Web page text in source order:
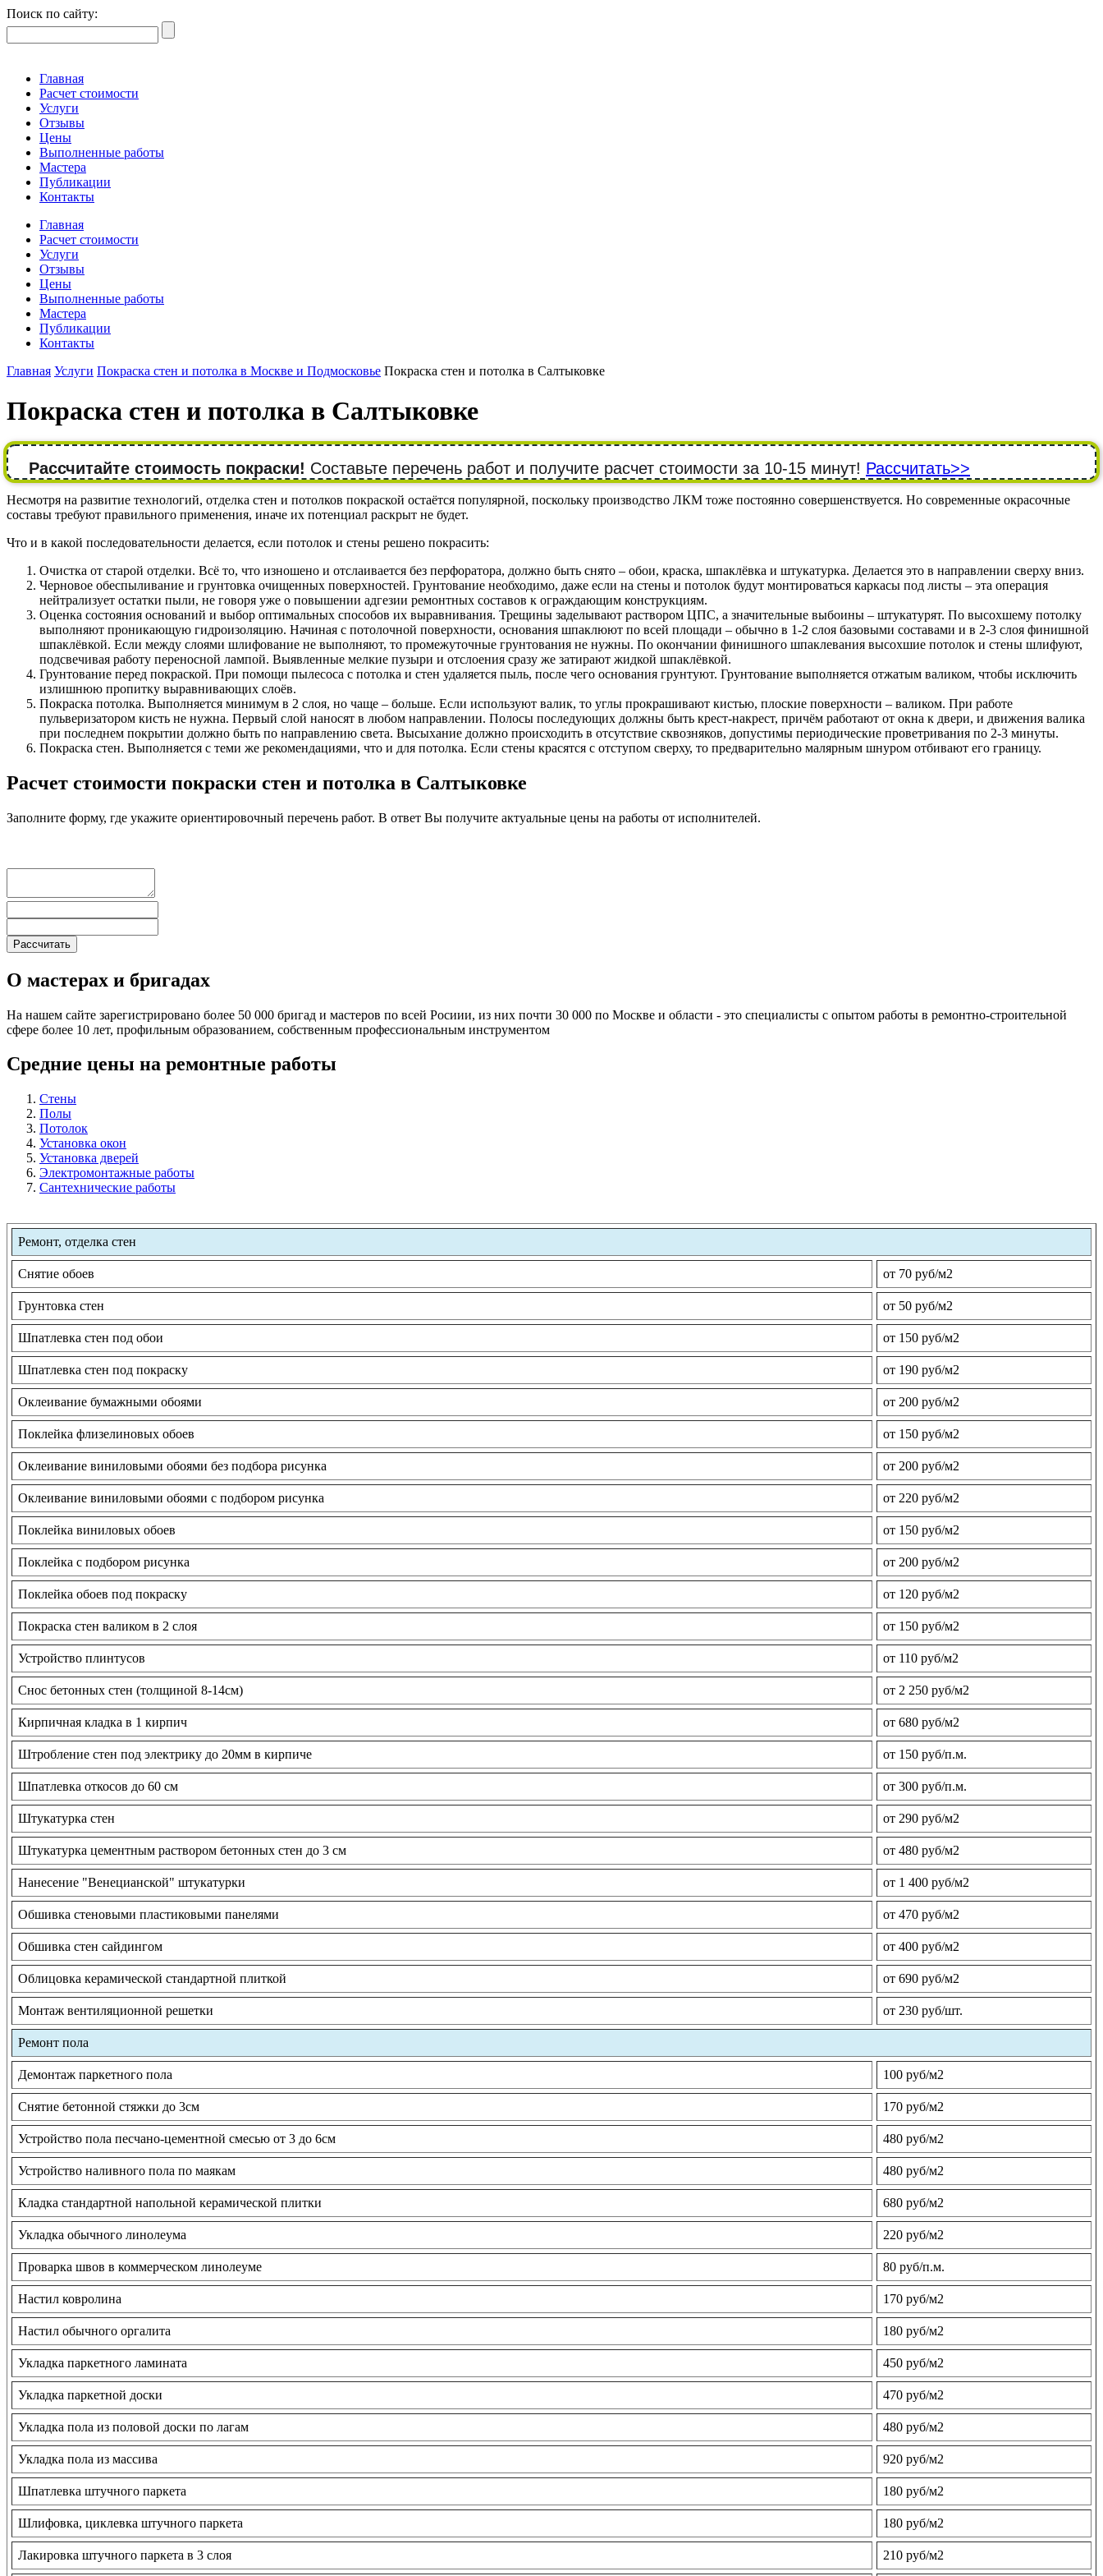
Поиск по сайту:
Главная
Расчет стоимости
Услуги
Отзывы
Цены
Выполненные работы
Мастера
Публикации
Контакты
Главная
Расчет стоимости
Услуги
Отзывы
Цены
Выполненные работы
Мастера
Публикации
Контакты
Главная Услуги Покраска стен и потолка в Москве и Подмосковье Покраска стен и потолка в Салтыковке
Покраска стен и потолка в Салтыковке
Рассчитайте стоимость покраски! Составьте перечень работ и получите расчет стоимости за 10-15 минут! Рассчитать>>
Несмотря на развитие технологий, отделка стен и потолков покраской остаётся популярной, поскольку производство ЛКМ тоже постоянно совершенствуется. Но современные окрасочные
составы требуют правильного применения, иначе их потенциал раскрыт не будет.
Что и в какой последовательности делается, если потолок и стены решено покрасить:
Очистка от старой отделки. Всё то, что изношено и отслаивается без перфоратора, должно быть снято – обои, краска, шпаклёвка и штукатурка. Делается это в направлении сверху вниз.
Черновое обеспыливание и грунтовка очищенных поверхностей. Грунтование необходимо, даже если на стены и потолок будут монтироваться каркасы под листы – эта операция
нейтрализует остатки пыли, не говоря уже о повышении адгезии ремонтных составов к ограждающим конструкциям.
Оценка состояния оснований и выбор оптимальных способов их выравнивания. Трещины заделывают раствором ЦПС, а значительные выбоины – штукатурят. По высохшему потолку
выполняют проникающую гидроизоляцию. Начиная с потолочной поверхности, основания шпаклюют по всей площади – обычно в 1-2 слоя базовыми составами и в 2-3 слоя финишной
шпаклёвкой. Если между слоями шлифование не выполняют, то промежуточные грунтования не нужны. По окончании финишного шпаклевания высохшие потолок и стены шлифуют,
подсвечивая работу переносной лампой. Выявленные мелкие пузыри и отслоения сразу же затирают жидкой шпаклёвкой.
Грунтование перед покраской. При помощи пылесоса с потолка и стен удаляется пыль, после чего основания грунтуют. Грунтование выполняется отжатым валиком, чтобы исключить
излишнюю пропитку выравнивающих слоёв.
Покраска потолка. Выполняется минимум в 2 слоя, но чаще – больше. Если используют валик, то углы прокрашивают кистью, плоские поверхности – валиком. При работе
пульверизатором кисть не нужна. Первый слой наносят в любом направлении. Полосы последующих должны быть крест-накрест, причём работают от окна к двери, и движения валика
при последнем покрытии должно быть по направлению света. Высыхание должно происходить в отсутствие сквозняков, допустимы периодические проветривания по 2-3 минуты.
Покраска стен. Выполняется с теми же рекомендациями, что и для потолка. Если стены красятся с отступом сверху, то предварительно малярным шнуром отбивают его границу.
Расчет стоимости покраски стен и потолка в Салтыковке
Заполните форму, где укажите ориентировочный перечень работ. В ответ Вы получите актуальные цены на работы от исполнителей.
О мастерах и бригадах
На нашем сайте зарегистрировано более 50 000 бригад и мастеров по всей Росиии, из них почти 30 000 по Москве и области - это специалисты с опытом работы в ремонтно-строительной
сфере более 10 лет, профильным образованием, собственным профессиональным инструментом
Средние цены на ремонтные работы
Стены
Полы
Потолок
Установка окон
Установка дверей
Электромонтажные работы
Сантехнические работы
Ремонт, отделка стен
Снятие обоев от 70 руб/м2
Грунтовка стен от 50 руб/м2
Шпатлевка стен под обои от 150 руб/м2
Шпатлевка стен под покраску от 190 руб/м2
Оклеивание бумажными обоями от 200 руб/м2
Поклейка флизелиновых обоев от 150 руб/м2
Оклеивание виниловыми обоями без подбора рисунка от 200 руб/м2
Оклеивание виниловыми обоями с подбором рисунка от 220 руб/м2
Поклейка виниловых обоев от 150 руб/м2
Поклейка с подбором рисунка от 200 руб/м2
Поклейка обоев под покраску от 120 руб/м2
Покраска стен валиком в 2 слоя от 150 руб/м2
Устройство плинтусов от 110 руб/м2
Снос бетонных стен (толщиной 8-14см) от 2 250 руб/м2
Кирпичная кладка в 1 кирпич от 680 руб/м2
Штробление стен под электрику до 20мм в кирпиче от 150 руб/п.м.
Шпатлевка откосов до 60 см от 300 руб/п.м.
Штукатурка стен от 290 руб/м2
Штукатурка цементным раствором бетонных стен до 3 см от 480 руб/м2
Нанесение "Венецианской" штукатурки от 1 400 руб/м2
Обшивка стеновыми пластиковыми панелями от 470 руб/м2
Обшивка стен сайдингом от 400 руб/м2
Облицовка керамической стандартной плиткой от 690 руб/м2
Монтаж вентиляционной решетки от 230 руб/шт.
Ремонт пола
Демонтаж паркетного пола 100 руб/м2
Снятие бетонной стяжки до 3см 170 руб/м2
Устройство пола песчано-цементной смесью от 3 до 6см 480 руб/м2
Устройство наливного пола по маякам 480 руб/м2
Кладка стандартной напольной керамической плитки 680 руб/м2
Укладка обычного линолеума 220 руб/м2
Проварка швов в коммерческом линолеуме 80 руб/п.м.
Настил ковролина 170 руб/м2
Настил обычного оргалита 180 руб/м2
Укладка паркетного ламината 450 руб/м2
Укладка паркетной доски 470 руб/м2
Укладка пола из половой доски по лагам 480 руб/м2
Укладка пола из массива 920 руб/м2
Шпатлевка штучного паркета 180 руб/м2
Шлифовка, циклевка штучного паркета 180 руб/м2
Лакировка штучного паркета в 3 слоя 210 руб/м2